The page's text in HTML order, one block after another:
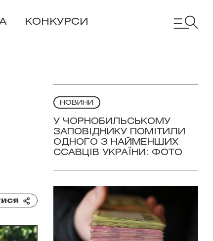
КОНКУРСИ
НОВИНИ
У ЧОРНОБИЛЬСЬКОМУ
ЗАПОВІДНИКУ ПОМІТИЛИ
ОДНОГО З НАЙМЕНШИХ
ССАВЦІВ УКРАЇНИ: ФОТО